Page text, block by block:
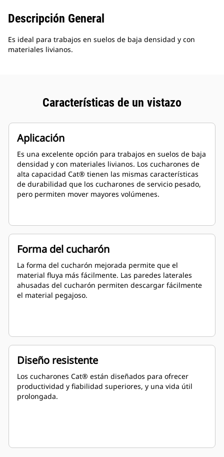
Descripción General
Es ideal para trabajos en suelos de baja densidad y con
materiales livianos.
Características de un vistazo
Aplicación
Es una excelente opción para trabajos en suelos de baja
densidad y con materiales livianos. Los cucharones de
alta capacidad Cat® tienen las mismas características
de durabilidad que los cucharones de servicio pesado,
pero permiten mover mayores volúmenes.
Forma del cucharón
La forma del cucharón mejorada permite que el
material fluya más fácilmente. Las paredes laterales
ahusadas del cucharón permiten descargar fácilmente
el material pegajoso.
Diseño resistente
Los cucharones Cat® están diseñados para ofrecer
productividad y fiabilidad superiores, y una vida útil
prolongada.